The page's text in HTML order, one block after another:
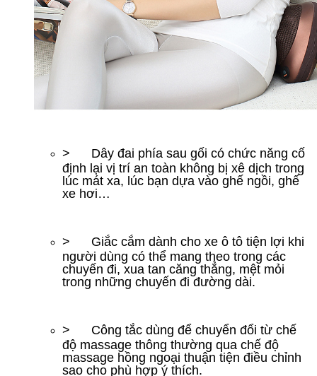
> Dây đai phía sau gối có chức năng cố
định lại vị trí an toàn không bị xê dịch trong
lúc mát xa, lúc bạn dựa vào ghế ngồi, ghế
xe hơi…
> Giắc cắm dành cho xe ô tô tiện lợi khi
người dùng có thể mang theo trong các
chuyến đi, xua tan căng thẳng, mệt mỏi
trong những chuyến đi đường dài.
> Công tắc dùng để chuyển đổi từ chế
độ massage thông thường qua chế độ
massage hồng ngoại thuận tiện điều chỉnh
sao cho phù hợp ý thích.